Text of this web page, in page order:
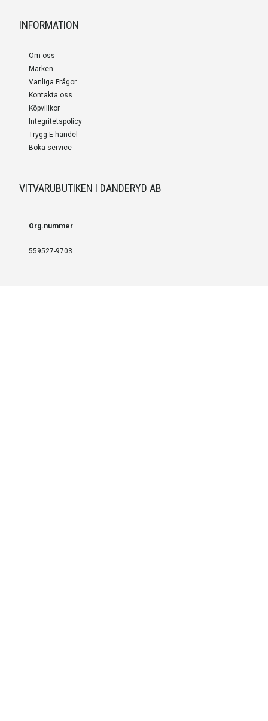
INFORMATION
Om oss
Märken
Vanliga Frågor
Kontakta oss
Köpvillkor
Integritetspolicy
Trygg E-handel
Boka service
VITVARUBUTIKEN I DANDERYD AB
Org.nummer
559527-9703